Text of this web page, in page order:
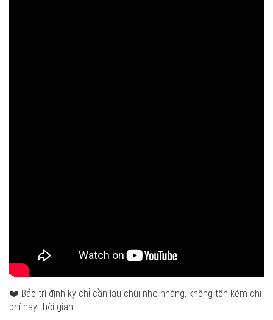
❤️ Bảo trì định kỳ chỉ cần lau chùi nhẹ nhàng, không tốn kém chi
phí hay thời gian.